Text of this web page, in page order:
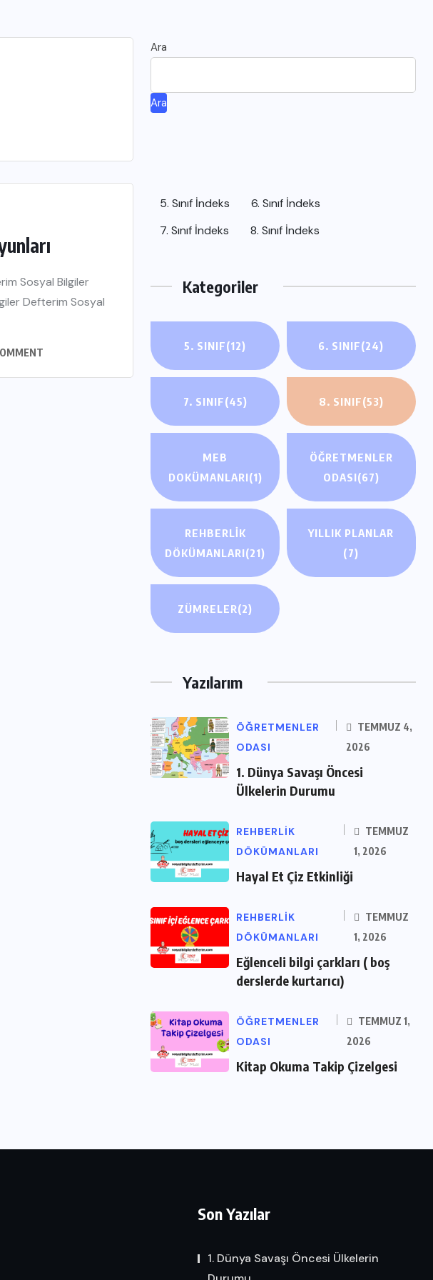
Sosyal Bilgiler
Defterim Sosyal
Ara
Ara
5. Sınıf İndeks
6. Sınıf İndeks
7. Sınıf İndeks
8. Sınıf İndeks
Kategoriler
5. SINIF(12) 6. SINIF(24)
7. SINIF(45) 8. SINIF(53)
MEB
DOKÜMANLARI(1)
ÖĞRETMENLER
ODASI(67)
REHBERLIK
DÖKÜMANLARI(21)
YILLIK PLANLAR
(7)
ZÜMRELER(2)
Yazılarım
ÖĞRETMENLER
ODASI
TEMMUZ 4,
2026
1. Dünya Savaşı Öncesi
Ülkelerin Durumu
REHBERLIK
DÖKÜMANLARI
TEMMUZ
1, 2026
Hayal Et Çiz Etkinliği
REHBERLIK
DÖKÜMANLARI
TEMMUZ
1, 2026
Eğlenceli bilgi çarkları ( boş
derslerde kurtarıcı)
ÖĞRETMENLER
ODASI
TEMMUZ 1,
2026
Kitap Okuma Takip Çizelgesi
Son Yazılar
1. Dünya Savaşı Öncesi Ülkelerin